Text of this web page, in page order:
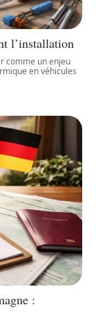
l’installation
comme un enjeu
en véhicules
: